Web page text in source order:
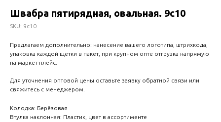
Швабра пятирядная, овальная. 9с10
SKU: 9с10
Предлагаем дополнительно: нанесение вашего логотипа, штрихкода,
упаковка каждой щетки в пакет, при крупном опте отгрузка напрямую
на маркет-плейс.
Для уточнения оптовой цены оставьте заявку обратной связи или
свяжитесь с менеджером.
Колодка: Берёзовая
Втулка наклонная: Пластик, цвет в ассортименте